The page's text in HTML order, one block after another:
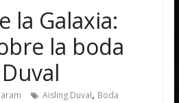
la Galaxia:
la boda
Aisling Duval, Boda